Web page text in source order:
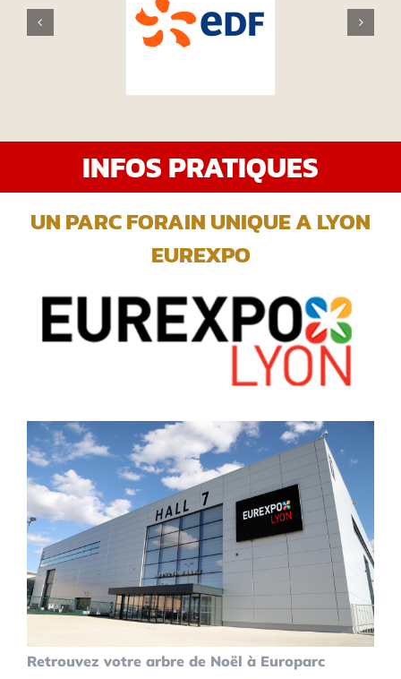
INFOS PRATIQUES
UN PARC FORAIN UNIQUE A LYON
EUREXPO
Retrouvez votre arbre de Noël à Europarc